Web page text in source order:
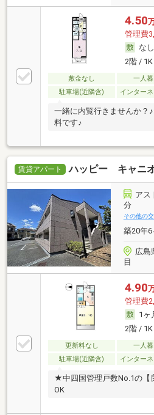
4.50
管理費
なし
2階 /
敷金なし 一人
駐車場(近隣含)
インター
一緒に内覧行きませんか？
料です♪
賃貸アパート ハッピー キャニ
アス
分
その他の
築20年
広島
目
4.90
管理費
1ヶ
2階 /
更新料なし 一人
駐車場(近隣含)
インター
★中四国管理戸数No.1の【
OK